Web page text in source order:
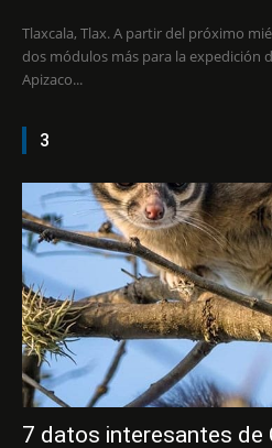
Tlaxcala, Tlax. A partir del próximo
dos módulos más para la expedición
Apizaco...
3
7 datos interesantes de